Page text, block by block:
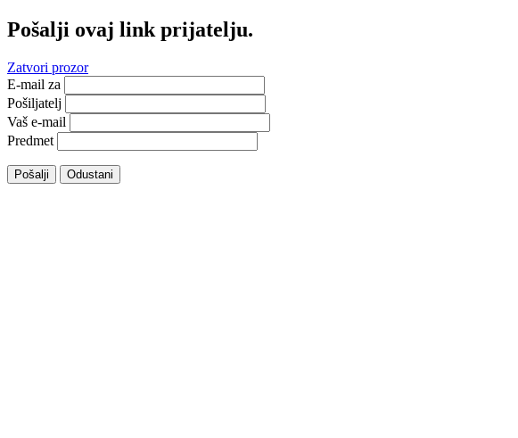
Pošalji ovaj link prijatelju.
Zatvori prozor
E-mail za
Pošiljatelj
Vaš e-mail
Predmet
Pošalji Odustani